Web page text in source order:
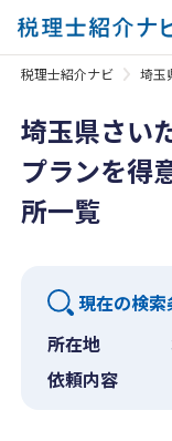
税理士紹介ナビ 埼玉
埼玉県さい
プランを得
所一覧
現在の検索
所在地
依頼内容